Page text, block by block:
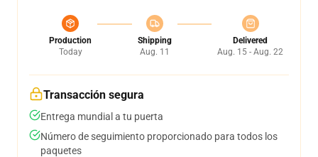
Production
Today
Shipping
Aug. 11
Delivered
Aug. 15 - Aug. 22
Transacción segura
Entrega mundial a tu puerta
Número de seguimiento proporcionado para todos los
paquetes